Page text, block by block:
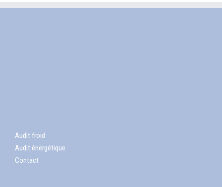
Audit froid
Audit énergétique
Contact